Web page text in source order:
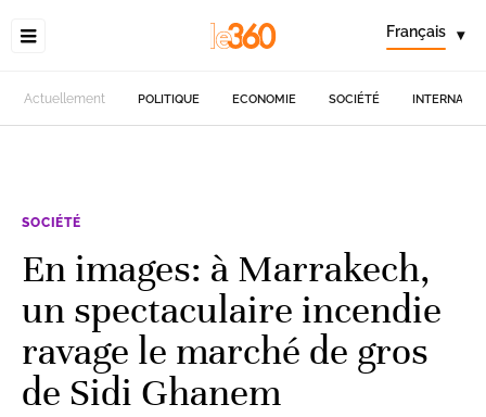
Français ▾
Actuellement POLITIQUE ECONOMIE SOCIÉTÉ
SOCIÉTÉ
En images: à Marrakech,
un spectaculaire incendie
ravage le marché de gros
de Sidi Ghanem